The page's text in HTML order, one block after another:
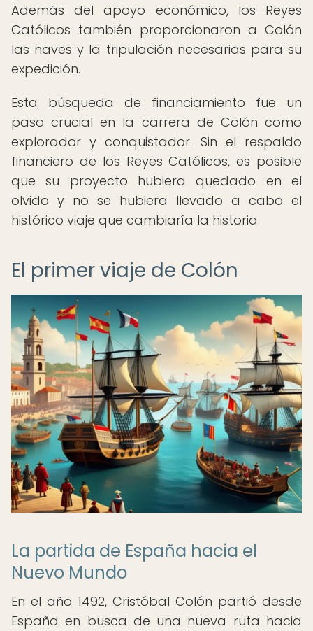
Además del apoyo económico, los Reyes
Católicos también proporcionaron a Colón
las naves y la tripulación necesarias para su
expedición.
Esta búsqueda de financiamiento fue un
paso crucial en la carrera de Colón como
explorador y conquistador. Sin el respaldo
financiero de los Reyes Católicos, es posible
que su proyecto hubiera quedado en el
olvido y no se hubiera llevado a cabo el
histórico viaje que cambiaría la historia.
El primer viaje de Colón
La partida de España hacia el
Nuevo Mundo
En el año 1492, Cristóbal Colón partió desde
España en busca de una nueva ruta hacia